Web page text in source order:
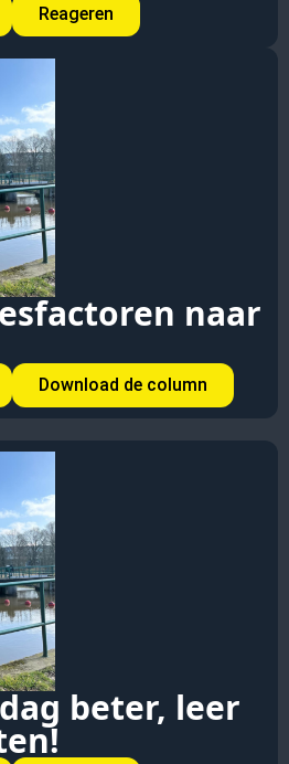
Reageren
naar
Download de column
beter, leer